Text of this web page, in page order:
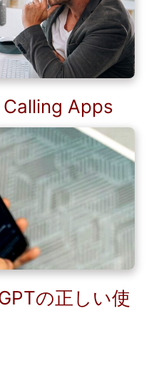
Apps
の正しい使